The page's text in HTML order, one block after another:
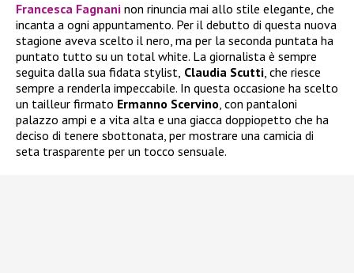
Francesca Fagnani non rinuncia mai allo stile elegante, che
incanta a ogni appuntamento. Per il debutto di questa nuova
stagione aveva scelto il nero, ma per la seconda puntata ha
puntato tutto su un total white. La giornalista è sempre
seguita dalla sua fidata stylist, Claudia Scutti, che riesce
sempre a renderla impeccabile. In questa occasione ha scelto
un tailleur firmato Ermanno Scervino, con pantaloni
palazzo ampi e a vita alta e una giacca doppiopetto che ha
deciso di tenere sbottonata, per mostrare una camicia di
seta trasparente per un tocco sensuale.